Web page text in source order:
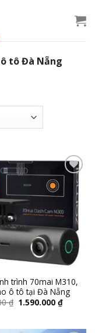
tô Đà Nẵng
Add to
wishlist
trình 70mai M310,
ô tô tại Đà Nẵng
₫ 1.590.000 ₫